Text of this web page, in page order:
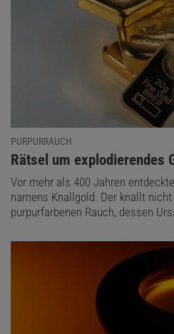
PURPURRAUCH
:
Rätsel um explodierendes
Vor mehr als 400 Jahren
namens Knallgold. Der knallt
purpurfarbenen Rauch, dessen